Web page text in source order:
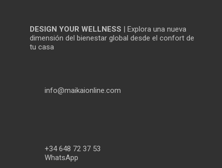
DESIGN YOUR WELLNESS | Explora una nueva
dimensión del bienestar global desde el confort de
tu casa
info@maikaionline.com
+34 648 72 37 53
WhatsApp